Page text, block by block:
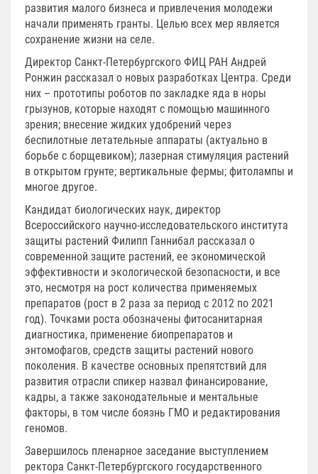
развития малого бизнеса и привлечения молодежи
начали применять гранты. Целью всех мер является
сохранение жизни на селе.
Директор Санкт-Петербургского ФИЦ РАН Андрей
Ронжин рассказал о новых разработках Центра. Среди
них – прототипы роботов по закладке яда в норы
грызунов, которые находят с помощью машинного
зрения; внесение жидких удобрений через
беспилотные летательные аппараты (актуально в
борьбе с борщевиком); лазерная стимуляция растений
в открытом грунте; вертикальные фермы; фитолампы и
многое другое.
Кандидат биологических наук, директор
Всероссийского научно-исследовательского института
защиты растений Филипп Ганнибал рассказал о
современной защите растений, ее экономической
эффективности и экологической безопасности, и все
это, несмотря на рост количества применяемых
препаратов (рост в 2 раза за период с 2012 по 2021
год). Точками роста обозначены фитосанитарная
диагностика, применение биопрепаратов и
энтомофагов, средств защиты растений нового
поколения. В качестве основных препятствий для
развития отрасли спикер назвал финансирование,
кадры, а также законодательные и ментальные
факторы, в том числе боязнь ГМО и редактирования
геномов.
Завершилось пленарное заседание выступлением
ректора Санкт-Петербургского государственного